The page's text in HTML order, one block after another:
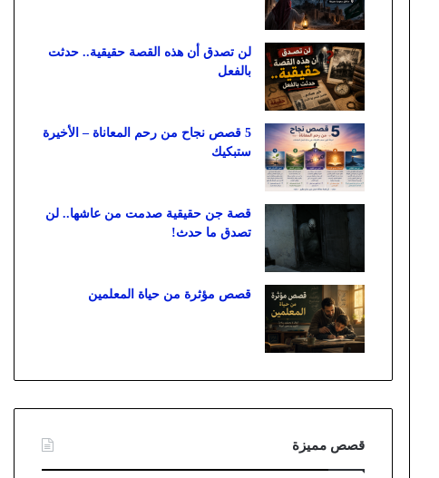
لن تصدق أن هذه القصة حقيقية.. حدثت
بالفعل
5 قصص نجاح من رحم المعاناة – الأخيرة
ستبكيك
قصة جن حقيقية صدمت من عاشها.. لن
تصدق ما حدث!
قصص مؤثرة من حياة المعلمين
قصص مميزة